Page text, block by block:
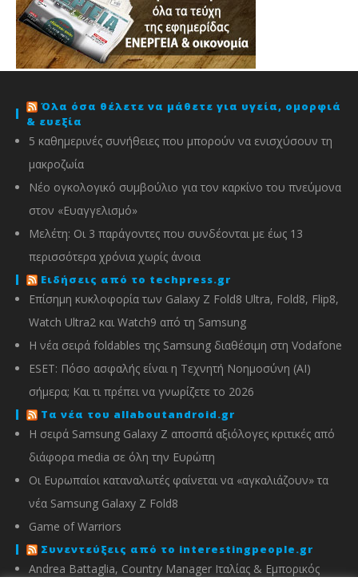
Όλα όσα θέλετε να μάθετε για υγεία, ομορφιά
& ευεξία
5 καθημερινές συνήθειες που μπορούν να ενισχύσουν τη
μακροζωία
Νέο ογκολογικό συμβούλιο για τον καρκίνο του πνεύμονα
στον «Ευαγγελισμό»
Μελέτη: Οι 3 παράγοντες που συνδέονται με έως 13
περισσότερα χρόνια χωρίς άνοια
Ειδήσεις από το techpress.gr
Επίσημη κυκλοφορία των Galaxy Z Fold8 Ultra, Fold8, Flip8,
Watch Ultra2 και Watch9 από τη Samsung
Η νέα σειρά foldables της Samsung διαθέσιμη στη Vodafone
ESET: Πόσο ασφαλής είναι η Τεχνητή Νοημοσύνη (AI)
σήμερα; Και τι πρέπει να γνωρίζετε το 2026
Τα νέα του allaboutandroid.gr
Η σειρά Samsung Galaxy Z αποσπά αξιόλογες κριτικές από
διάφορα media σε όλη την Ευρώπη
Οι Ευρωπαίοι καταναλωτές φαίνεται να «αγκαλιάζουν» τα
νέα Samsung Galaxy Z Fold8
Game of Warriors
Συνεντεύξεις από το interestingpeople.gr
Andrea Battaglia, Country Manager Ιταλίας & Εμπορικός